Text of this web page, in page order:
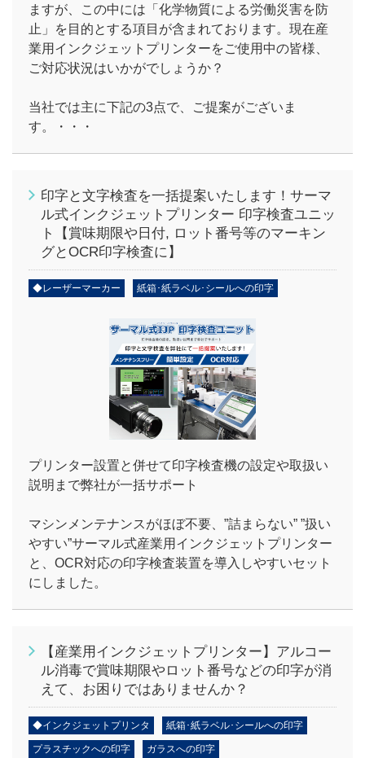
ますが、この中には「化学物質による労働災害を防
止」を目的とする項目が含まれております。現在産
業用インクジェットプリンターをご使用中の皆様、
ご対応状況はいかがでしょうか？
当社では主に下記の3点で、ご提案がございま
す。・・・
印字と文字検査を一括提案いたします！サーマ
ル式インクジェットプリンター 印字検査ユニッ
ト【賞味期限や日付, ロット番号等のマーキン
グとOCR印字検査に】
◆レーザーマーカー 紙箱･紙ラベル･シールへの印字
プリンター設置と併せて印字検査機の設定や取扱い
説明まで弊社が一括サポート
マシンメンテナンスがほぼ不要、”詰まらない” ”扱い
やすい”サーマル式産業用インクジェットプリンター
と、OCR対応の印字検査装置を導入しやすいセット
にしました。
【産業用インクジェットプリンター】アルコー
ル消毒で賞味期限やロット番号などの印字が消
えて、お困りではありませんか？
◆インクジェットプリンタ 紙箱･紙ラベル･シールへの印字
プラスチックへの印字 ガラスへの印字